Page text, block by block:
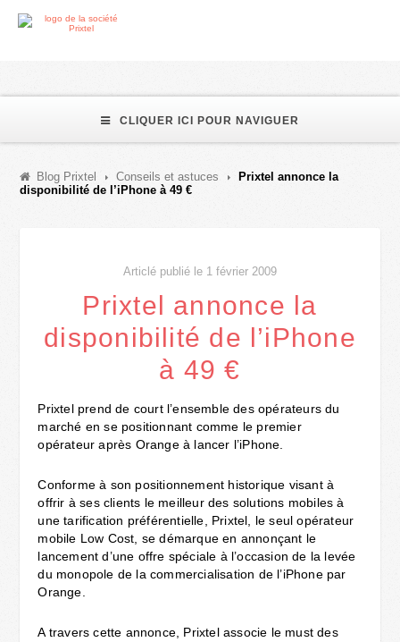
CLIQUER ICI POUR NAVIGUER
Blog Prixtel Conseils et astuces
Prixtel annonce la
disponibilité de l’iPhone à 49 €
Articlé publié le 1 février 2009
Prixtel annonce la
disponibilité de l’iPhone
à 49 €
Prixtel prend de court l’ensemble des opérateurs du
marché en se positionnant comme le premier
opérateur après Orange à lancer l’iPhone.
Conforme à son positionnement historique visant à
offrir à ses clients le meilleur des solutions mobiles à
une tarification préférentielle, Prixtel, le seul opérateur
mobile Low Cost, se démarque en annonçant le
lancement d’une offre spéciale à l’occasion de la levée
du monopole de la commercialisation de l’iPhone par
Orange.
A travers cette annonce, Prixtel associe le must des